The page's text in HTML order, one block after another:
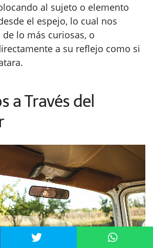
al sujeto o elemento
el espejo, lo cual nos
lo más curiosas, o
a su reflejo como si
a Través del